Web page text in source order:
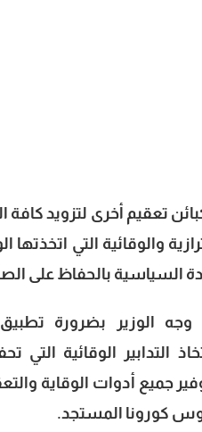
تعقيم أخرى لتزويد كافة
والوقائية التي
السياسية بالحفاظ على
الوزير بضرورة تطبيق
التدابير الوقائية
جميع أدوات الوقاية
كورونا المستجد.